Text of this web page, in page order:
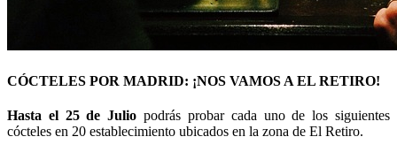
CÓCTELES POR MADRID: ¡NOS VAMOS A EL RETIRO!
Hasta el 25 de Julio podrás probar cada uno de los siguientes
cócteles en 20 establecimiento ubicados en la zona de El Retiro.